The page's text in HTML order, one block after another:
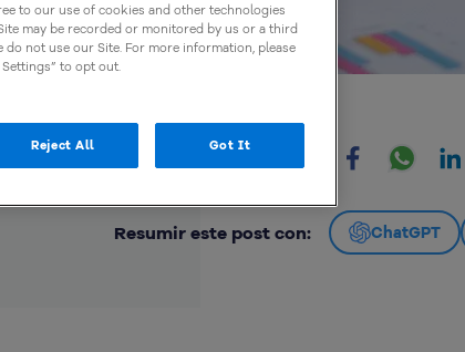
Resumir este post con: ChatGPT
to our use of cookies and other technologies
may be recorded or monitored by us or a third
not use our Site. For more information, please
to opt out.
Reject All Got It